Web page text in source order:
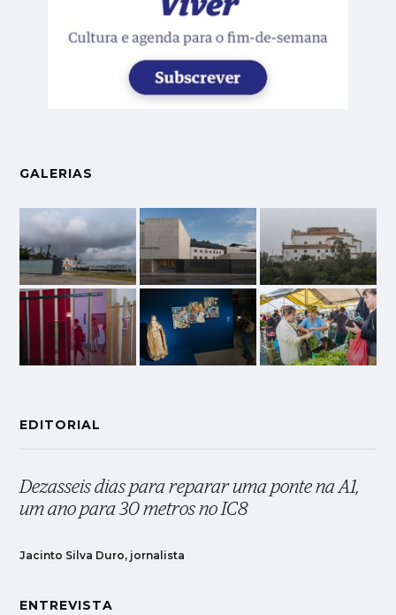
GALERIAS
EDITORIAL
Dezasseis dias para reparar uma ponte na A1,
um ano para 30 metros no IC8
Jacinto Silva Duro, jornalista
ENTREVISTA